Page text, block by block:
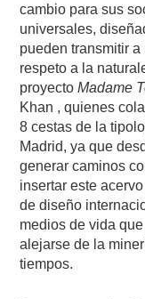
cambio para sus
universales,
pueden transmitir
respeto a la
proyectoMadame
Khan , quienes
8 cestas de la
Madrid, ya que
generar caminos
insertar este
de diseño
medios de vida
alejarse de la
tiempos.